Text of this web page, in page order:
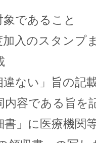
であること
加入のスタンプ
違ない」旨の記
容である旨を
書」に医療機関